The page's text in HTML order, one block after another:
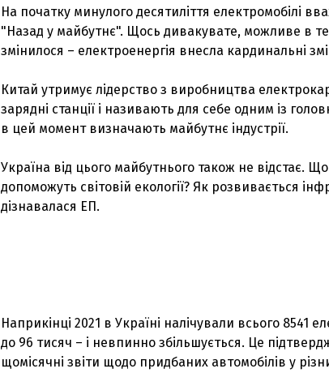
На початку минулого десятиліття електромобілі
"Назад у майбутнє". Щось дивакувате, можливе в
змінилося – електроенергія внесла кардинальні
Китай утримує лідерство з виробництва
зарядні станції і називають для себе одним із
в цей момент визначають майбутнє індустрії.
Україна від цього майбутнього також не відстає.
допоможуть світовій екології? Як розвивається
дізнавалася ЕП.
Наприкінці 2021 в Україні налічували всього
до 96 тисяч – і невпинно збільшується. Це
щомісячні звіти щодо придбаних автомобілів у